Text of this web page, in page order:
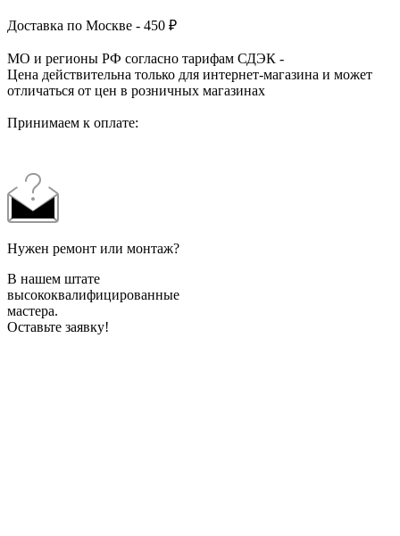
Доставка по Москве - 450 ₽
МО и регионы РФ согласно тарифам СДЭК -
Цена действительна только для интернет-магазина и может
отличаться от цен в розничных магазинах
Принимаем к оплате:
Нужен ремонт или монтаж?
В нашем штате
высококвалифицированные
мастера.
Оставьте заявку!